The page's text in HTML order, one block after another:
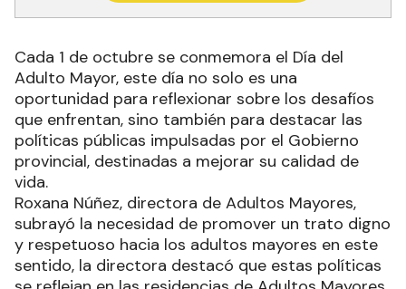
Cada 1 de octubre se conmemora el Día del
Adulto Mayor, este día no solo es una
oportunidad para reflexionar sobre los desafíos
que enfrentan, sino también para destacar las
políticas públicas impulsadas por el Gobierno
provincial, destinadas a mejorar su calidad de
vida.
Roxana Núñez, directora de Adultos Mayores,
subrayó la necesidad de promover un trato digno
y respetuoso hacia los adultos mayores en este
sentido, la directora destacó que estas políticas